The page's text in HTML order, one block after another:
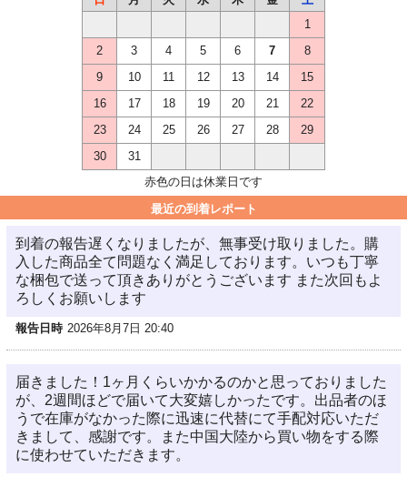
1
2
3 4 5 6 7
8
9
10 11 12 13 14
15
16
17 18 19 20 21
22
23
24 25 26 27 28
29
30
31
赤色の日は休業日です
最近の到着レポート
到着の報告遅くなりましたが、無事受け取りました。購
入した商品全て問題なく満足しております。いつも丁寧
な梱包で送って頂きありがとうございます また次回もよ
ろしくお願いします
報告日時 2026年8月7日 20:40
届きました！1ヶ月くらいかかるのかと思っておりました
が、2週間ほどで届いて大変嬉しかったです。出品者のほ
うで在庫がなかった際に迅速に代替にて手配対応いただ
きまして、感謝です。また中国大陸から買い物をする際
に使わせていただきます。